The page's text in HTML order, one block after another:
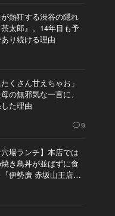
熱狂する渋谷の隠れ
太郎』。14年目も予
り続ける理由
たくさん甘えちゃお」
の無邪気な一言に、
た理由
9
穴場ランチ】本店では
き鳥丼が並ばずに食
伊勢廣 赤坂山王店』